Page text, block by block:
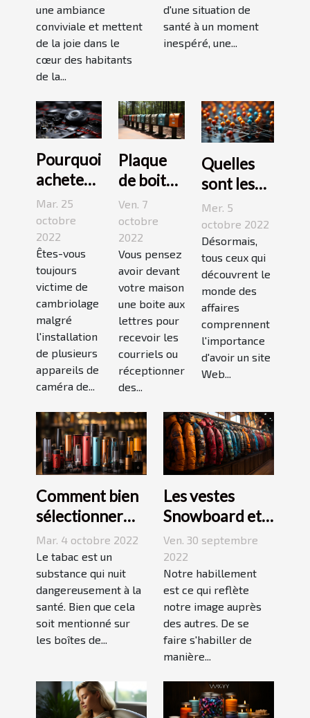
une ambiance
conviviale et mettent
de la joie dans le
cœur des habitants
de la...
d'une situation de
santé à un moment
inespéré, une...
Pourquoi
acheter
une
caméra
espion ?
Mar. 25
octobre
2022
Êtes-vous
toujours
victime de
cambriolage
malgré
l'installation
de plusieurs
appareils de
caméra de...
Plaque
de boite
aux
lettres :3
conseils
pour bien
choisir
un bon
modèle
Ven. 7
octobre
2022
Vous pensez
avoir devant
votre maison
une boite aux
lettres pour
recevoir les
courriels ou
réceptionner
des...
Quelles
sont les
meilleures
stratégies
de
netlinking
?
Mer. 5
octobre 2022
Désormais,
tous ceux qui
découvrent le
monde des
affaires
comprennent
l'importance
d'avoir un site
Web...
Comment bien
sélectionner
une cigarette
électronique ?
Mar. 4 octobre 2022
Le tabac est un
substance qui nuit
dangereusement à la
santé. Bien que cela
soit mentionné sur
les boîtes de...
Les vestes
Snowboard et
Ski
Ven. 30 septembre
2022
Notre habillement
est ce qui reflète
notre image auprès
des autres. De se
faire s'habiller de
manière...